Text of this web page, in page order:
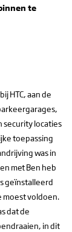
te
HTC, aan de
locaties
toepassing
was in
met Ben heb
geïnstalleerd
moest voldoen.
dat de
in dit